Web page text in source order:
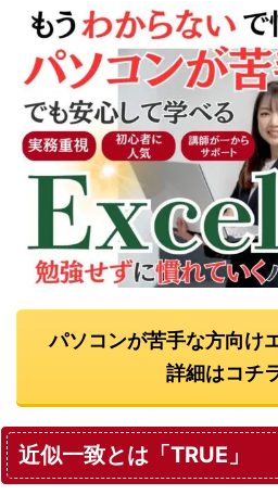
パソコンが苦手な方向け
詳細はコチ
近似一致とは「TRUE」